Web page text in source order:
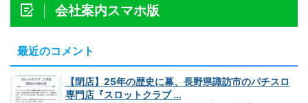
会社案内スマホ版
最近のコメント
【閉店】25年の歴史に幕、長野県諏訪市のパチスロ
専門店『スロットクラブ ...